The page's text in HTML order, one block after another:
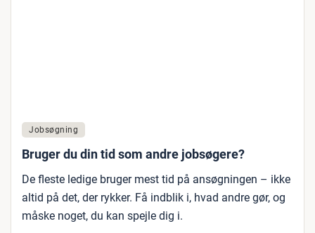
Jobsøgning
Bruger du din tid som andre jobsøgere?
De fleste ledige bruger mest tid på ansøgningen – ikke
altid på det, der rykker. Få indblik i, hvad andre gør, og
måske noget, du kan spejle dig i.